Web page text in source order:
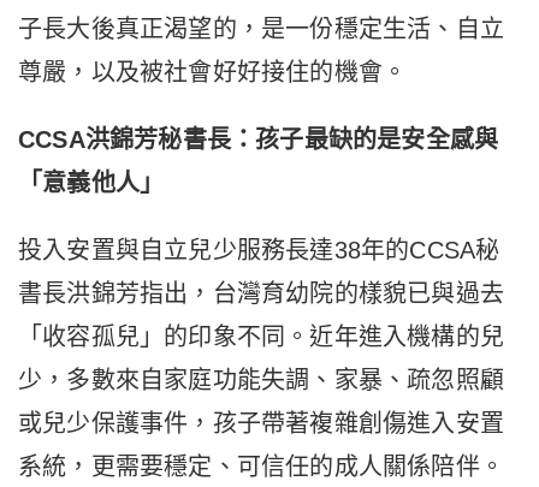
子長大後真正渴望的，是一份穩定生活、自立
尊嚴，以及被社會好好接住的機會。
CCSA洪錦芳秘書長：孩子最缺的是安全感與
「意義他人」
投入安置與自立兒少服務長達38年的CCSA秘
書長洪錦芳指出，台灣育幼院的樣貌已與過去
「收容孤兒」的印象不同。近年進入機構的兒
少，多數來自家庭功能失調、家暴、疏忽照顧
或兒少保護事件，孩子帶著複雜創傷進入安置
系統，更需要穩定、可信任的成人關係陪伴。